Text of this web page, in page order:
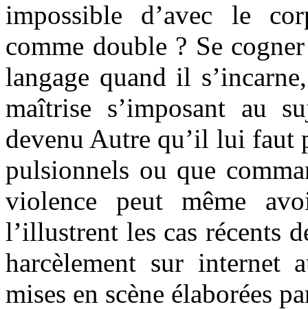
impossible d’avec le
comme double ? Se
langage quand il
maîtrise s’imposant au
devenu Autre qu’il lui faut
pulsionnels ou que
violence peut même
l’illustrent les cas récents
harcèlement sur
mises en scène élaborées